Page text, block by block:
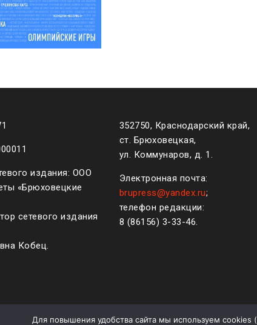
издания: ООО
«Брюховецкие
сетевого издания
Кобец.
352750, Краснодарский край,
ст. Брюховецкая,
ул. Коммунаров, д. 1.
Электронная почта:
brupress@yandex.ru;
телефон редакции:
8 (861 56) 3-33-46.
Для повышения удобства сайта мы используем cookies (